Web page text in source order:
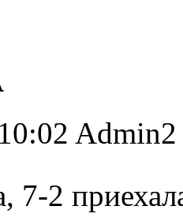
Admin2
7-2